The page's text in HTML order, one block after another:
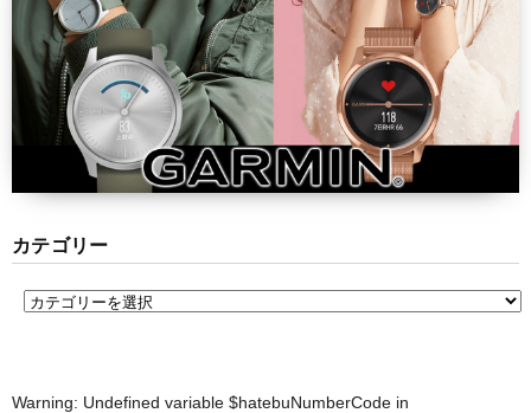
カテゴリー
Warning: Undefined variable $hatebuNumberCode in